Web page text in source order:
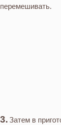
перемешивать.
Затем в